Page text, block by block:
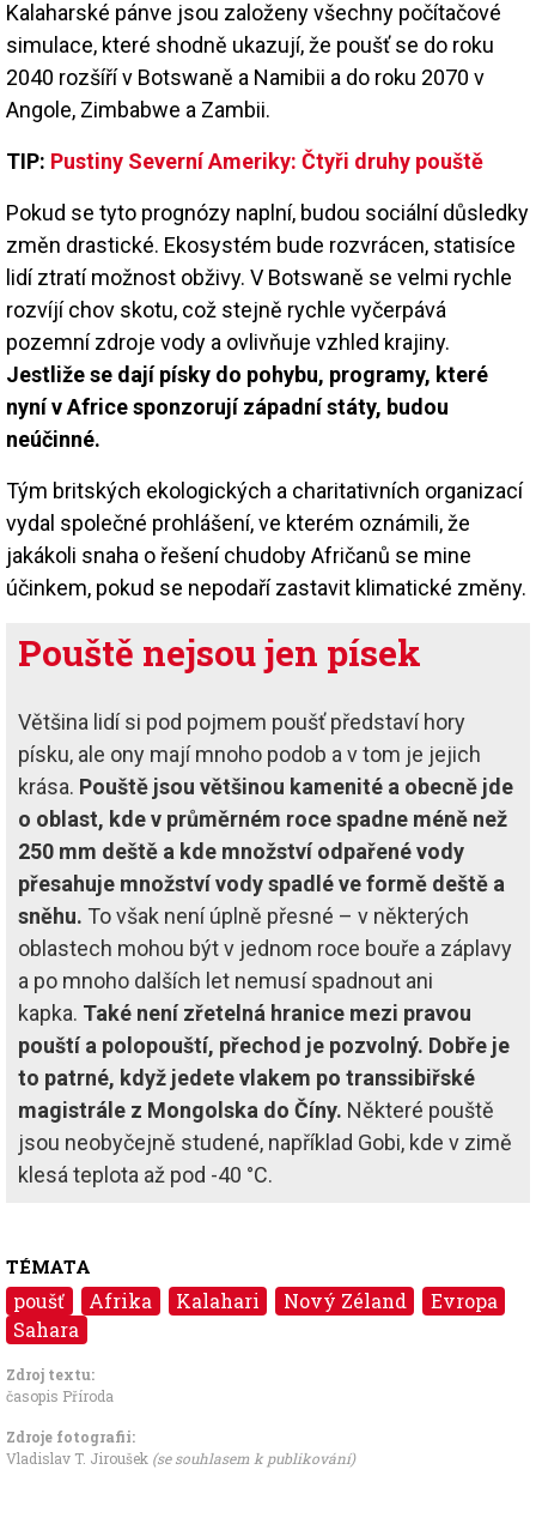
Kalaharské pánve jsou založeny všechny počítačové
simulace, které shodně ukazují, že poušť se do roku
2040 rozšíří v Botswaně a Namibii a do roku 2070 v
Angole, Zimbabwe a Zambii.
TIP: Pustiny Severní Ameriky: Čtyři druhy pouště
Pokud se tyto prognózy naplní, budou sociální důsledky
změn drastické. Ekosystém bude rozvrácen, statisíce
lidí ztratí možnost obživy. V Botswaně se velmi rychle
rozvíjí chov skotu, což stejně rychle vyčerpává
pozemní zdroje vody a ovlivňuje vzhled krajiny.
Jestliže se dají písky do pohybu, programy, které
nyní v Africe sponzorují západní státy, budou
neúčinné.
Tým britských ekologických a charitativních organizací
vydal společné prohlášení, ve kterém oznámili, že
jakákoli snaha o řešení chudoby Afričanů se mine
účinkem, pokud se nepodaří zastavit klimatické změny.
Pouště nejsou jen písek
Většina lidí si pod pojmem poušť představí hory
písku, ale ony mají mnoho podob a v tom je jejich
krása. Pouště jsou většinou kamenité a obecně jde
o oblast, kde v průměrném roce spadne méně než
250 mm deště a kde množství odpařené vody
přesahuje množství vody spadlé ve formě deště a
sněhu. To však není úplně přesné – v některých
oblastech mohou být v jednom roce bouře a záplavy
a po mnoho dalších let nemusí spadnout ani
kapka. Také není zřetelná hranice mezi pravou
pouští a polopouští, přechod je pozvolný. Dobře je
to patrné, když jedete vlakem po transsibiřské
magistrále z Mongolska do Číny. Některé pouště
jsou neobyčejně studené, například Gobi, kde v zimě
klesá teplota až pod -40 °C.
TÉMATA
poušť Afrika Kalahari Nový Zéland
Evropa
Sahara
Zdroj textu:
časopis Příroda
Zdroje fotografii:
Vladislav T. Jiroušek (se souhlasem k publikování)